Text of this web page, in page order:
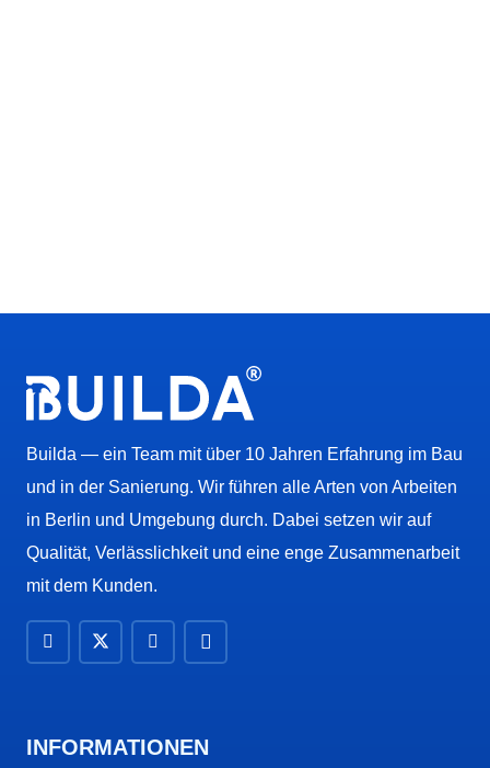
Builda — ein Team mit über 10 Jahren Erfahrung im Bau
und in der Sanierung. Wir führen alle Arten von Arbeiten
in Berlin und Umgebung durch. Dabei setzen wir auf
Qualität, Verlässlichkeit und eine enge Zusammenarbeit
mit dem Kunden.
INFORMATIONEN